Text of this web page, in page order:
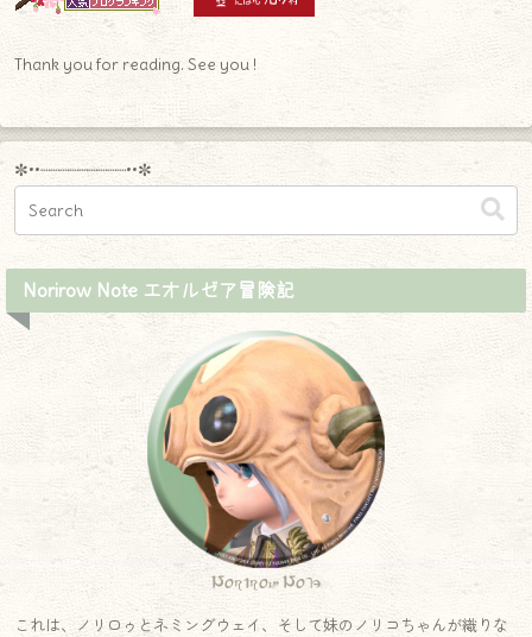
Thank you for reading. See you !
✼••┈┈┈┈┈┈┈┈┈••✼
Norirow Note エオルゼア冒険記
Norirow Note
これは、ノリロゥとネミングウェイ、そして妹のノリコちゃんが織りな